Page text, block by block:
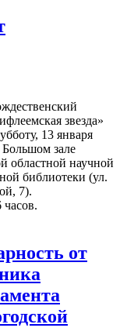
звезда»
13 января
Большом зале
областной научной
библиотеки (ул.
7).
часов.
от